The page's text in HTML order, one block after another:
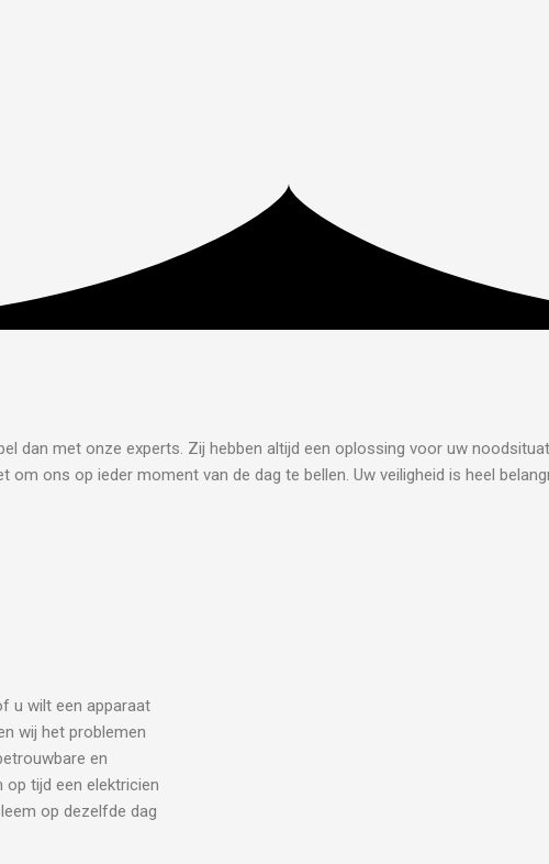
dan met onze experts. Zij hebben altijd een oplossing voor uw
ons op ieder moment van de dag te bellen. Uw veiligheid is heel
u wilt een apparaat
wij het problemen
en
op tijd een elektricien
op dezelfde dag